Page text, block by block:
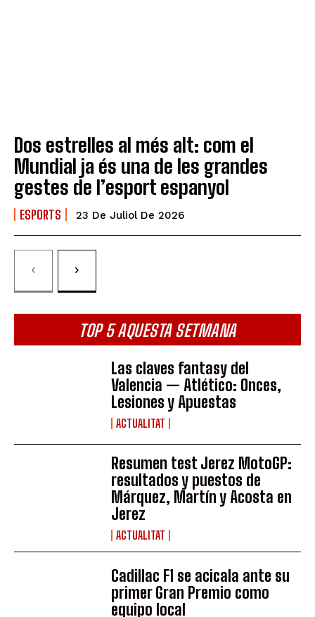
Dos estrelles al més alt: com el
Mundial ja és una de les grandes
gestes de l’esport espanyol
ESPORTS 23 De Juliol De 2026
TOP 5 AQUESTA SETMANA
Las claves fantasy del
Valencia — Atlético: Onces,
Lesiones y Apuestas
ACTUALITAT
Resumen test Jerez MotoGP:
resultados y puestos de
Márquez, Martín y Acosta en
Jerez
ACTUALITAT
Cadillac F1 se acicala ante su
primer Gran Premio como
equipo local